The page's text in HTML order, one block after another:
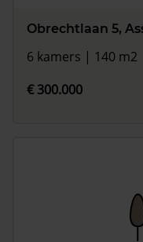
Obrechtlaan 5,
6 kamers | 140 m2
€ 300.000